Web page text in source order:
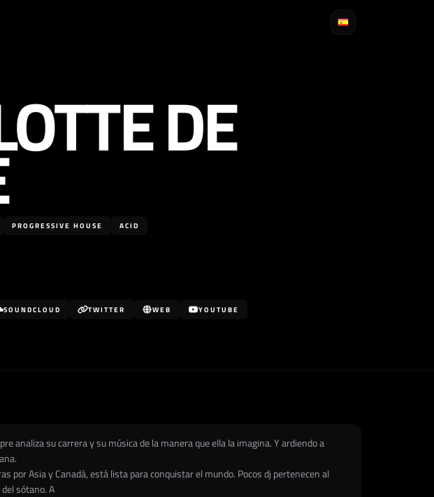
DE
PROGRESSIVE HOUSE ACID
SOUNDCLOUD TWITTER WEB YOUTUBE
analiza su carrera y su música de la manera que ella la imagina. Y ardiendo a
por Asia y Canadá, está lista para conquistar el mundo. Pocos dj pertenecen al
sótano. A